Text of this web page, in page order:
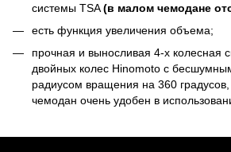
системы TSA(в малом чемодане
есть функция увеличения объема;
прочная и выносливая 4-х колесная
двойных колес Hinomoto с
радиусом вращения на 360
чемодан очень удобен в